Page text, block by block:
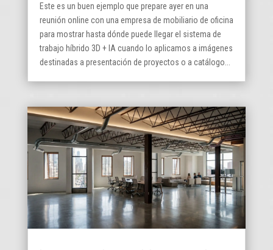
Este es un buen ejemplo que prepare ayer en una
reunión online con una empresa de mobiliario de oficina
para mostrar hasta dónde puede llegar el sistema de
trabajo híbrido 3D + IA cuando lo aplicamos a imágenes
destinadas a presentación de proyectos o a catálogo...